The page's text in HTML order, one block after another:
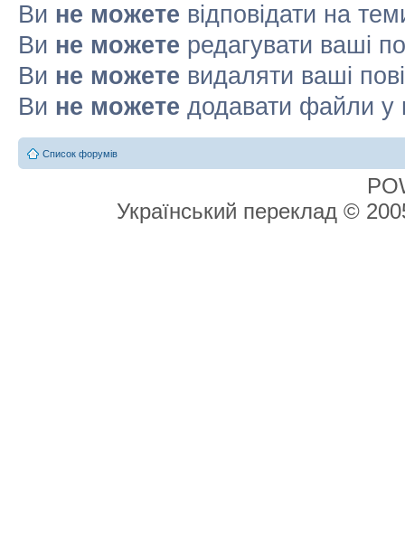
Ви не можете відповідати на
Ви не можете редагувати ваші
Ви не можете видаляти ваші
Ви не можете додавати файли у
Список форумів
Український переклад ©